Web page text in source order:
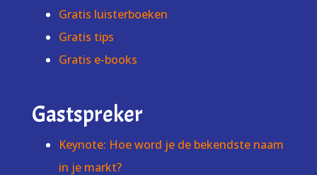
Gratis luisterboeken
Gratis tips
Gratis e-books
Gastspreker
Keynote: Hoe word je de bekendste naam
in je markt?